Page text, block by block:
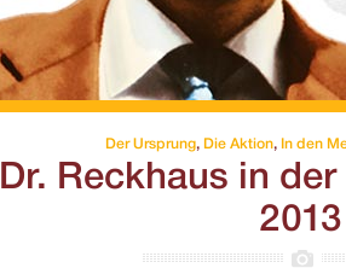
Der Ursprung, Die Aktion, In den
Dr. Reckhaus in
2013